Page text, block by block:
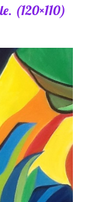
(120×110)